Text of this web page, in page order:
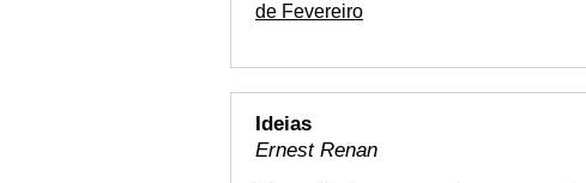
de Fevereiro
Ideias
Ernest Renan